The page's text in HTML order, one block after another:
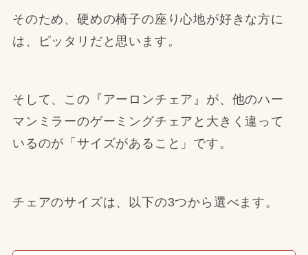
そのため、硬めの椅子の座り心地が好きな方に
は、ピッタリだと思います。
そして、この『アーロンチェア』が、他のハー
マンミラーのゲーミングチェアと大きく違って
いるのが「サイズがあること」です。
チェアのサイズは、以下の3つから選べます。